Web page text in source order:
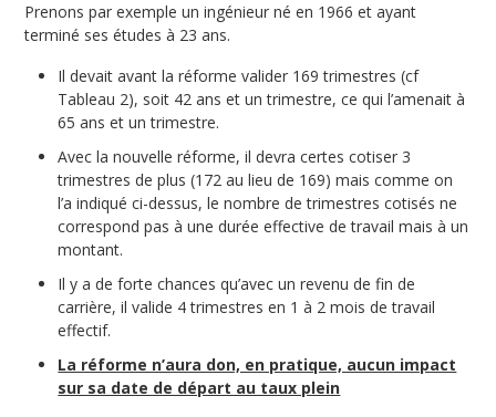
Prenons par exemple un ingénieur né en 1966 et ayant
terminé ses études à 23 ans.
Il devait avant la réforme valider 169 trimestres (cf
Tableau 2), soit 42 ans et un trimestre, ce qui l’amenait à
65 ans et un trimestre.
Avec la nouvelle réforme, il devra certes cotiser 3
trimestres de plus (172 au lieu de 169) mais comme on
l’a indiqué ci-dessus, le nombre de trimestres cotisés ne
correspond pas à une durée effective de travail mais à un
montant.
Il y a de forte chances qu’avec un revenu de fin de
carrière, il valide 4 trimestres en 1 à 2 mois de travail
effectif.
La réforme n’aura don, en pratique, aucun impact
sur sa date de départ au taux plein